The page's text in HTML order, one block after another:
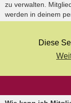
Diese
zu verwalten.
werden in deinem
aufgelistet. Du
schnell eine Private
den du verwendest,
hervorgehoben